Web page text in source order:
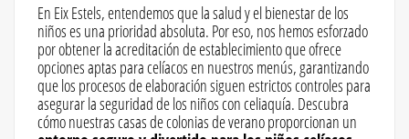
En Eix Estels, entendemos que la salud y el bienestar de los
niños es una prioridad absoluta. Por eso, nos hemos esforzado
por obtener la acreditación de establecimiento que ofrece
opciones aptas para celíacos en nuestros menús, garantizando
que los procesos de elaboración siguen estrictos controles para
asegurar la seguridad de los niños con celiaquía. Descubra
cómo nuestras casas de colonias de verano proporcionan un